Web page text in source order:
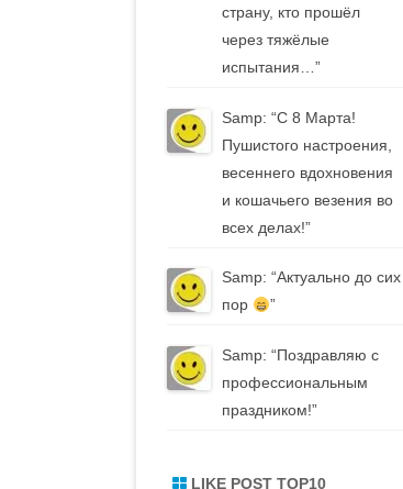
страну, кто прошёл
через тяжёлые
испытания… ”
Samp: “С 8 Марта!
Пушистого настроения,
весеннего вдохновения
и кошачьего везения во
всех делах!”
Samp: “Актуально до сих
пор
”
Samp: “Поздравляю с
профессиональным
праздником!”
LIKE POST TOP10